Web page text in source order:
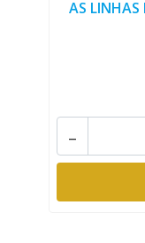
AS LINHAS
-